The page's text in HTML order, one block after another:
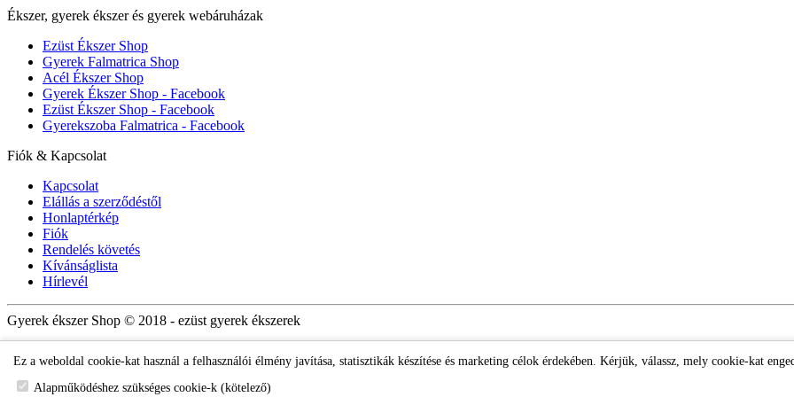
Ékszer, gyerek ékszer és gyerek webáruházak
Ezüst Ékszer Shop
Gyerek Falmatrica Shop
Acél Ékszer Shop
Gyerek Ékszer Shop - Facebook
Ezüst Ékszer Shop - Facebook
Gyerekszoba Falmatrica - Facebook
Fiók & Kapcsolat
Kapcsolat
Elállás a szerződéstől
Honlaptérkép
Fiók
Rendelés követés
Kívánságlista
Hírlevél
Gyerek ékszer Shop © 2018 - ezüst gyerek ékszerek
Ez a weboldal cookie-kat használ a felhasználói élmény javítása, statisztikák készítése és marketing célok érdekében. Kérjük, válassz, mely cookie-kat
Alapműködéshez szükséges cookie-k (kötelező)